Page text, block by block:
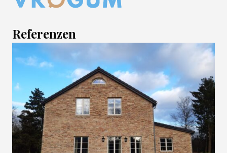
Referenzen